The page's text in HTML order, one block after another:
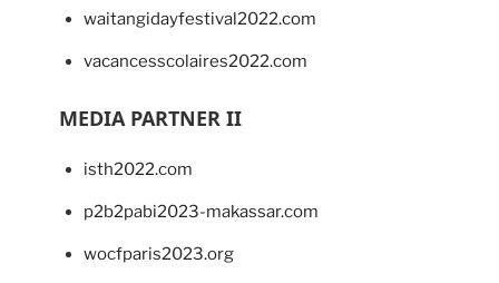
waitangidayfestival2022.com
vacancesscolaires2022.com
MEDIA PARTNER II
isth2022.com
p2b2pabi2023-makassar.com
wocfparis2023.org